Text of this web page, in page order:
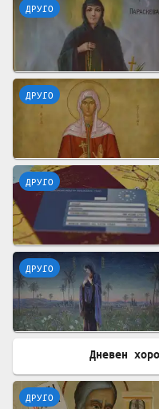
ДРУГО
ДРУГО
ДРУГО
ДРУГО
ДРУГО
Дневен
ДРУГО